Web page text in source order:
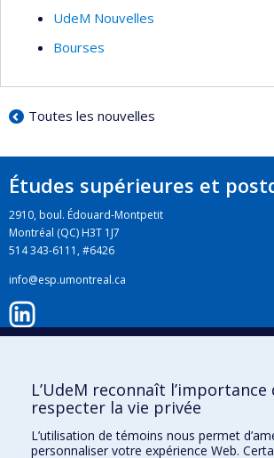
UdeM Nouvelles
Bourses
Toutes les nouvelles
Études supérieures et
2910, boul. Édouard-Montpetit
Montréal (QC) H3T 1J7
514 343-6111, #6426
info@esp.umontreal.ca
Instagram
L’UdeM reconnaît l’importance
respecter la vie privée
L’utilisation de témoins nous permet
personnaliser votre expérience Web.